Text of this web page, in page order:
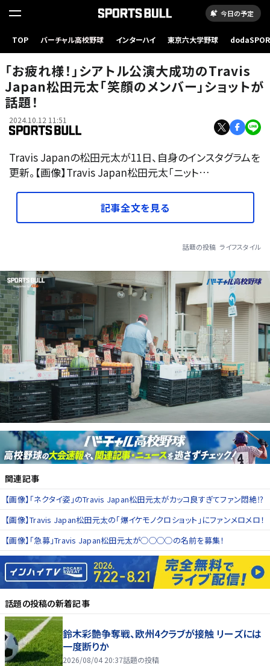
今日の予定
TOP バーチャル高校野球 インターハイ 東京六大学野球
「お疲れ様！」シアトル公演大成功のTravis
Japan松田元太「笑顔のメンバー」ショットが
話題！
2024.10.12 11:51
Travis Japanの松田元太が11日、自身のインスタグラムを
更新。【画像】Travis Japan松田元太「ニット…
記事全文を見る
話題の投稿 ライフスタイル
関連記事
【画像】「ネクタイ姿」のTravis Japan松田元太がカッコ良すぎてファン悶絶⁉
【画像】Travis Japan松田元太の「爆イケモノクロショット」にファンメロメロ！
【画像】「急募」Travis Japan松田元太が◯◯◯◯の名前を募集！
話題の投稿の新着記事
鈴木彩艶争奪戦、欧州4クラブが接触 リーズには
一度断りか
2026/08/04 20:37話題の投稿